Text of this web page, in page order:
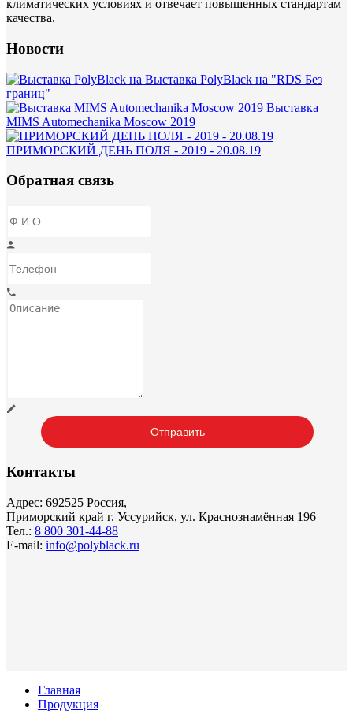
климатических условиях и отвечает повышенных стандартам
качества.
Новости
Выставка PolyBlack на "RDS Без
границ"
Выставка
MIMS Automechanika Moscow 2019
ПРИМОРСКИЙ ДЕНЬ ПОЛЯ - 2019 - 20.08.19
Обратная связь
Контакты
Адрес: 692525 Россия,
Приморский край г. Уссурийск, ул. Краснознамённая 196
Тел.: 8 800 301-44-88
E-mail: info@polyblack.ru
Главная
Продукция